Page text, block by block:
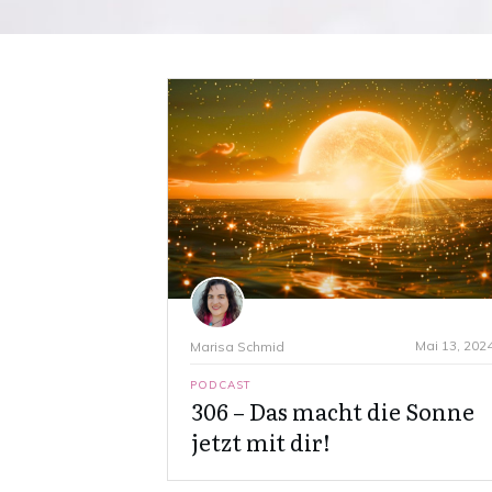
Marisa Schmid Mai 13,
PODCAST
306 – Das macht die Sonne
jetzt mit dir!